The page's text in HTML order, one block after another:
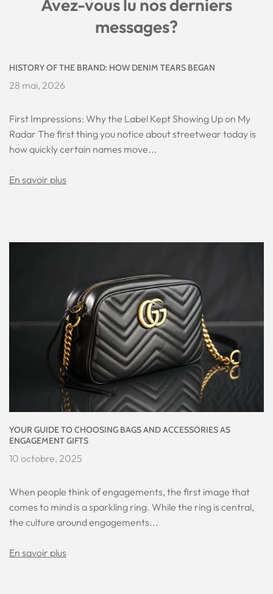
Avez-vous lu nos derniers
messages?
HISTORY OF THE BRAND: HOW DENIM TEARS BEGAN
28 mai, 2026
First Impressions: Why the Label Kept Showing Up on My
Radar The first thing you notice about streetwear today is
how quickly certain names move...
En savoir plus
YOUR GUIDE TO CHOOSING BAGS AND ACCESSORIES AS
ENGAGEMENT GIFTS
10 octobre, 2025
When people think of engagements, the first image that
comes to mind is a sparkling ring. While the ring is central,
the culture around engagements...
En savoir plus